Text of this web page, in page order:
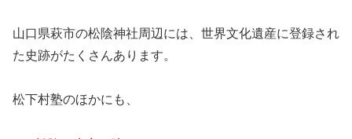
山口県萩市の松陰神社周辺には、世界文化遺産に登録され
た史跡がたくさんあります。
松下村塾のほかにも、